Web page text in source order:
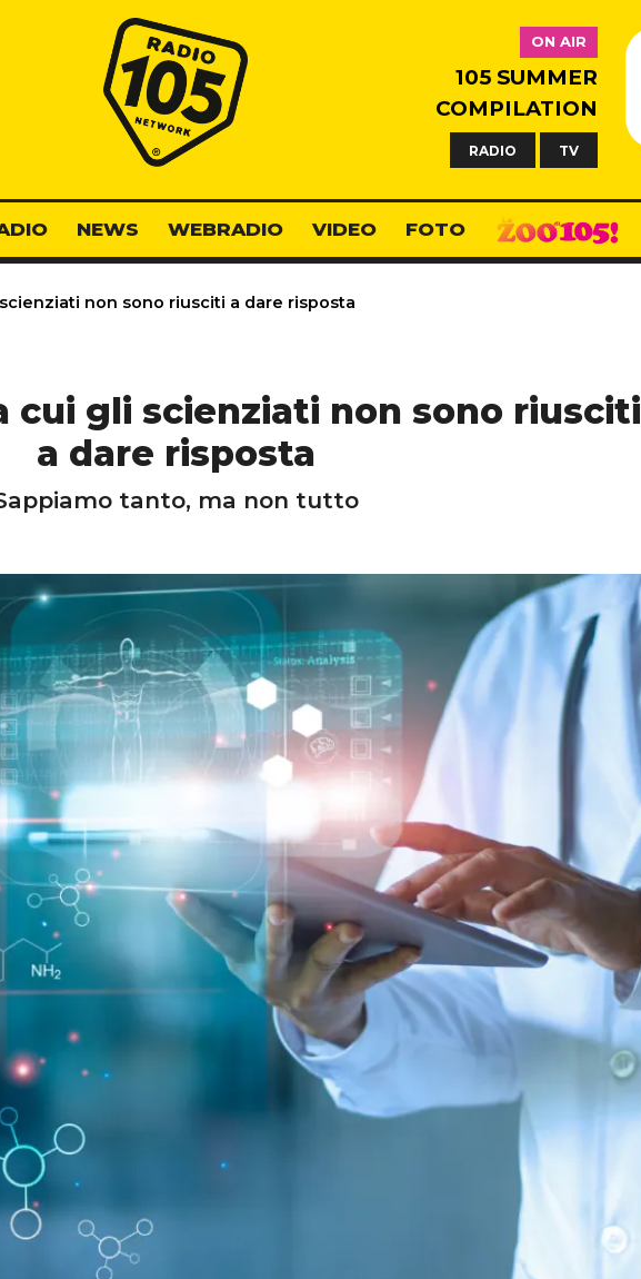
Radio 105
ON AIR
105 SUMMER
COMPILATION
RADIO TV
NEWS WEBRADIO VIDEO FOTO
non sono riusciti a dare risposta
cui gli scienziati non sono riusciti
a dare risposta
tanto, ma non tutto